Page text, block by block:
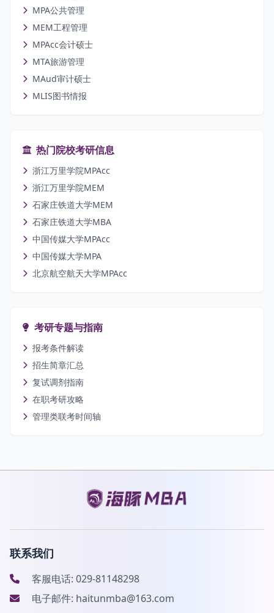
MPA公共管理
MEM工程管理
MPAcc会计硕士
MTA旅游管理
MAud审计硕士
MLIS图书情报
热门院校考研信息
浙江万里学院MPAcc
浙江万里学院MEM
石家庄铁道大学MEM
石家庄铁道大学MBA
中国传媒大学MPAcc
中国传媒大学MPA
北京航空航天大学MPAcc
考研专题与指南
报考条件解读
招生简章汇总
复试调剂指南
在职考研攻略
管理类联考时间轴
联系我们
客服电话: 029-81148298
电子邮件: haitunmba@163.com